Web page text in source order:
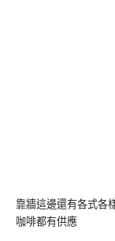
靠牆這邊還有各式各
咖啡都有供應